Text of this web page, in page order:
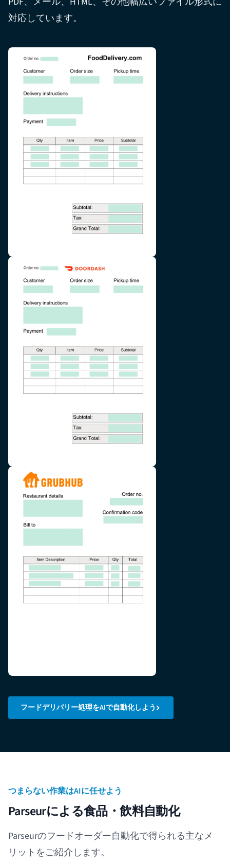
対応しています。
フードデリバリー処理をAIで自動化しよう
つまらない作業はAIに任せよう
Parseurによる食品・飲料自動化
Parseurのフードオーダー自動化で得られる主なメ
リットをご紹介します。